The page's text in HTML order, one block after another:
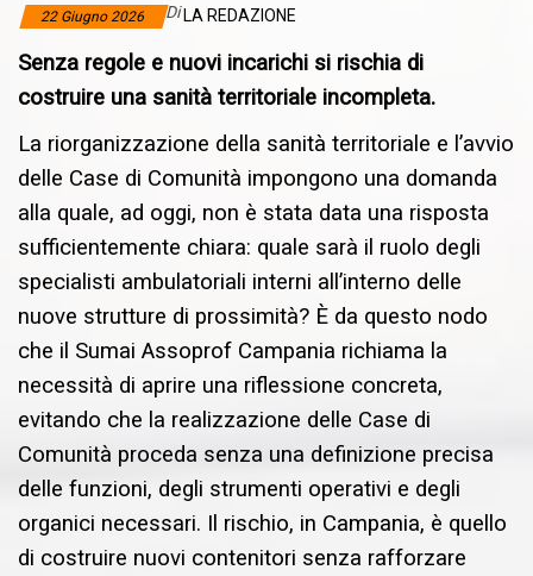
22 Giugno 2026 Di LA REDAZIONE
Senza regole e nuovi incarichi si rischia di
costruire una sanità territoriale incompleta.
La riorganizzazione della sanità territoriale e l’avvio
delle Case di Comunità impongono una domanda
alla quale, ad oggi, non è stata data una risposta
sufficientemente chiara: quale sarà il ruolo degli
specialisti ambulatoriali interni all’interno delle
nuove strutture di prossimità? È da questo nodo
che il Sumai Assoprof Campania richiama la
necessità di aprire una riflessione concreta,
evitando che la realizzazione delle Case di
Comunità proceda senza una definizione precisa
delle funzioni, degli strumenti operativi e degli
organici necessari. Il rischio, in Campania, è quello
di costruire nuovi contenitori senza rafforzare